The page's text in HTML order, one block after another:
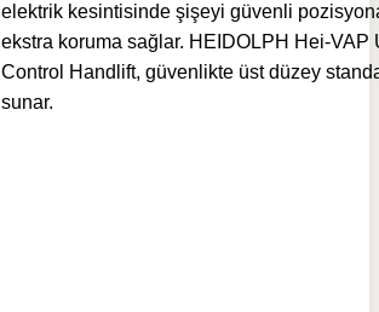
elektrik kesintisinde şişeyi güvenli
ekstra koruma sağlar. HEIDOLPH Hei-VAP
Control Handlift, güvenlikte üst düzey
sunar.